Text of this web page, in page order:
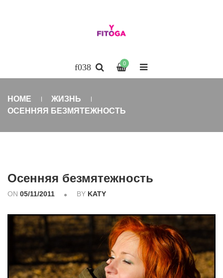
0
HOME
ЖИЗНЬ
ОСЕННЯЯ БЕЗМЯТЕЖНОСТЬ
Осенняя безмятежность
ON 05/11/2011 BY KATY